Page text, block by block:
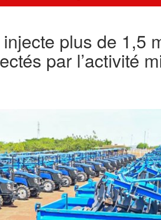
plus de 1,5
par l’activité